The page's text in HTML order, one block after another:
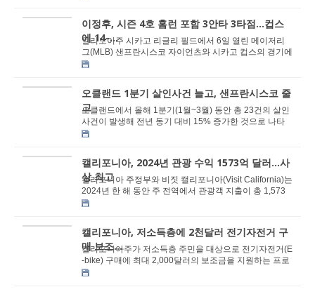
이정후, 시즌 4호 홈런 포함 3안타 3타점...컵스
에 14-...
일리노이주 시카고 리글리 필드에서 6일 열린 메이저리
그(MLB) 샌프란시스코 자이언츠와 시카고 컵스의 경기에
서 이정후가 맹활약하며 팀의 대승을 이끌었다. 이...
오클랜드 1분기 살인사건 늘고, 샌프란시스코 줄
고
오클랜드에서 올해 1분기(1월~3월) 동안 총 23건의 살인
사건이 발생해 전년 동기 대비 15% 증가한 것으로 나타
났다. 2024년 1분기에는 20건의 살인사건이 일어났...
캘리포니아, 2024년 관광 수익 1573억 달러...사
상 최고
캘리포니아 주정부와 비짓 캘리포니아(Visit California)는
2024년 한 해 동안 주 전역에서 관광객 지출이 총 1,573
억 달러에 달해 사상 최고치를 기록했다고 5일...
캘리포니아, 저소득층에 2천달러 전기자전거 구
매 보조...
캘리포니아주가 저소득층 주민을 대상으로 전기자전거(E
-bike) 구매에 최대 2,000달러의 보조금을 지원하는 프로
그램을 본격적으로 시행한다. 이번 프로그램은 친...